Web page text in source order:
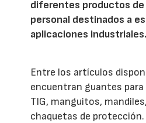
diferentes productos
personal destinados a
aplicaciones industriales.
Entre los artículos
encuentran guantes para
TIG, manguitos,
chaquetas de protección.